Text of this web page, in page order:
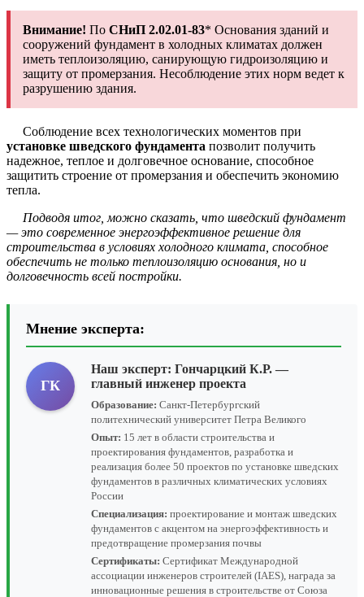
Внимание! По СНиП 2.02.01-83* Основания зданий и
сооружений фундамент в холодных климатах должен
иметь теплоизоляцию, санирующую гидроизоляцию и
защиту от промерзания. Несоблюдение этих норм ведет к
разрушению здания.
Соблюдение всех технологических моментов при
установке шведского фундамента позволит получить
надежное, теплое и долговечное основание, способное
защитить строение от промерзания и обеспечить экономию
тепла.
Подводя итог, можно сказать, что шведский фундамент
— это современное энергоэффективное решение для
строительства в условиях холодного климата, способное
обеспечить не только теплоизоляцию основания, но и
долговечность всей постройки.
Мнение эксперта:
ГК
Наш эксперт: Гончарцкий К.Р. —
главный инженер проекта
Образование: Санкт-Петербургский
политехнический университет Петра Великого
Опыт: 15 лет в области строительства и
проектирования фундаментов, разработка и
реализация более 50 проектов по установке шведских
фундаментов в различных климатических условиях
России
Специализация: проектирование и монтаж шведских
фундаментов с акцентом на энергоэффективность и
предотвращение промерзания почвы
Сертификаты: Сертификат Международной
ассоциации инженеров строителей (IAES), награда за
инновационные решения в строительстве от Союза